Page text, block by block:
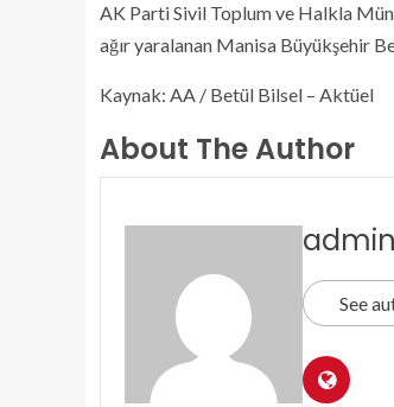
AK Parti Sivil Toplum ve Halkla
ağır yaralanan Manisa Büyükşehir
Kaynak: AA / Betül Bilsel – Aktüel
About The Author
admin
See